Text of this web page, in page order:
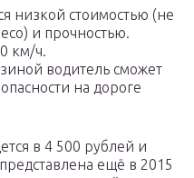
низкой стоимостью (не
и прочностью.
км/ч.
водитель сможет
на дороге
в 4 500 рублей и
ещё в 2015